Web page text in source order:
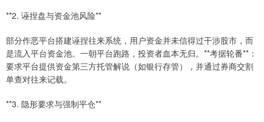
**2. 诬捏盘与资金池风险**
部分作恶平台搭建诬捏往来系统，用户资金并未信得过干涉股市，而
是流入平台资金池。一朝平台跑路，投资者血本无归。**考据轮番**：
要求平台提供资金第三方托管解说（如银行存管），并通过券商交割
单查对往来记载。
**3. 隐形要求与强制平仓**